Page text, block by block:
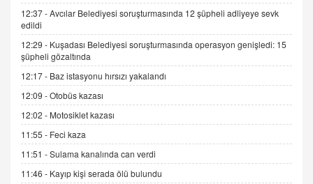
06.07.2026 13:00
ADEM AKÖL
Esed Destekçilerinin Yüzüne Vurulan Şamar:
Sednaya
11.12.2024 12:30
DR. EKREM ASLAN
Gerçek Ne, Algı Ne? "Beraber Yürüyoruz"
Cümlesinin Peşinden
19.07.2025 12:45
12:37 -Avcılar Belediyesi soruşturmasında 12 şüpheli adliyeye sevk
edildi
12:29 - Kuşadası Belediyesi soruşturmasında operasyon genişledi: 15
şüpheli gözaltında
12:17 - Baz istasyonu hırsızı yakalandı
12:09 -Otobüs kazası
12:02 - Motosiklet kazası
11:55 - Feci kaza
11:51 -Sulama kanalında can verdi
11:46 - Kayıp kişi serada ölü bulundu